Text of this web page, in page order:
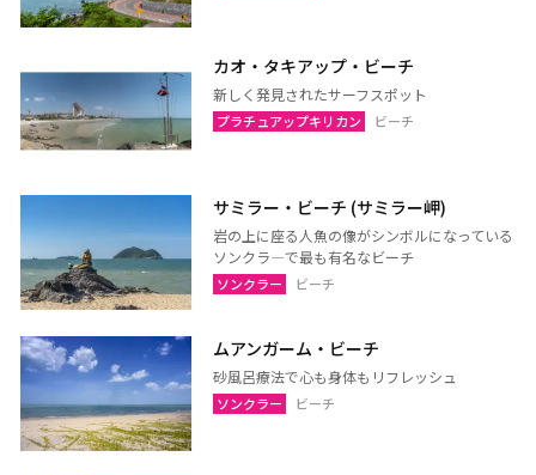
カンチャナブリー
チャアム（ペッチャブリ
ー）
アーントーン
チャイナート
ペッチャブリー
プラチュアップキリカン
ラーチャブリー
サムットサーコーン
サラブリー
シンブリー
スパンブリー
プーケット
カオ・タキアップ・ビーチ
新しく発見されたサーフスポット
プラチュアップキリカン ビーチ
サミラー・ビーチ (サミラー岬)
岩の上に座る人魚の像がシンボルになっている
ソンクラ―で最も有名なビーチ
ソンクラー ビーチ
ムアンガーム・ビーチ
砂風呂療法で心も身体もリフレッシュ
ソンクラー ビーチ